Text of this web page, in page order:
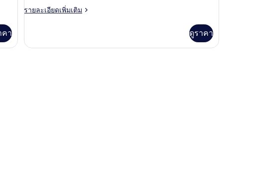
คา
คิง
เตียง,
รายละเอียดเพิ่มเติม
ราย
เกี่ยว
ดูราคา
พัก